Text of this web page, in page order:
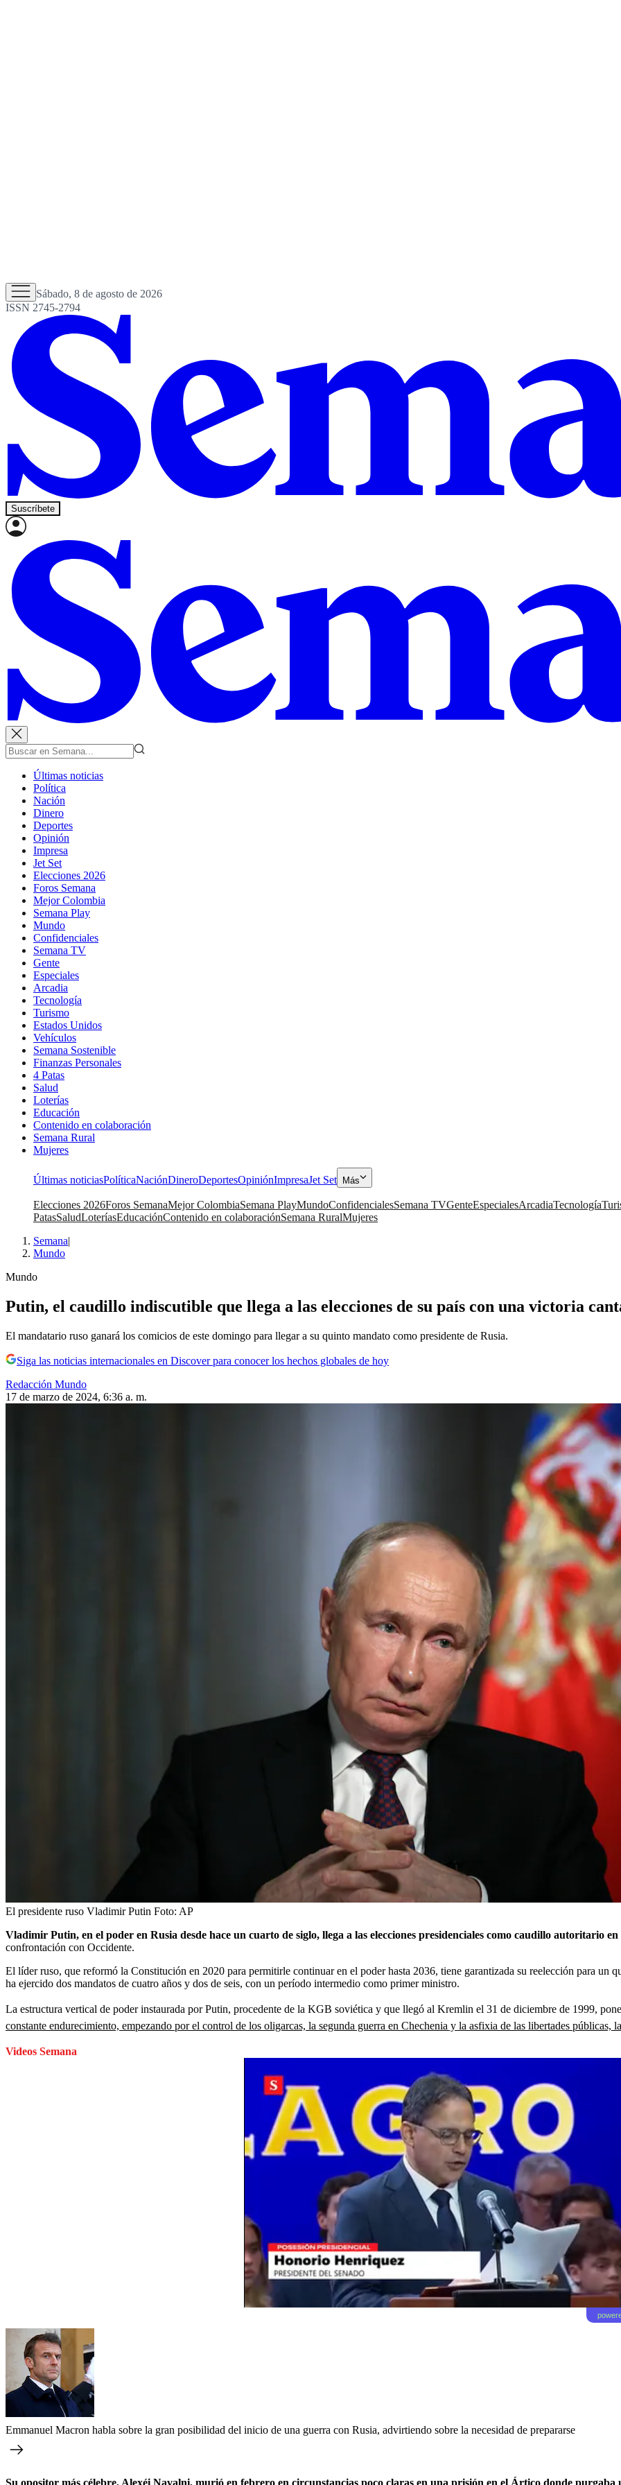
Sábado, 8 de agosto de 2026
ISSN 2745-2794
Suscríbete
Últimas noticias
Política
Nación
Dinero
Deportes
Opinión
Impresa
Jet Set
Elecciones 2026
Foros Semana
Mejor Colombia
Semana Play
Mundo
Confidenciales
Semana TV
Gente
Especiales
Arcadia
Tecnología
Turismo
Estados Unidos
Vehículos
Semana Sostenible
Finanzas Personales
4 Patas
Salud
Loterías
Educación
Contenido en colaboración
Semana Rural
Mujeres
Últimas noticiasPolíticaNaciónDineroDeportesOpiniónImpresaJet Set Más
Elecciones 2026Foros SemanaMejor ColombiaSemana PlayMundoConfidencialesSemana TVGenteEspecialesArcadiaTecnología
PatasSaludLoteríasEducaciónContenido en colaboraciónSemana RuralMujeres
Semana|
Mundo
Mundo
Putin, el caudillo indiscutible que llega a las elecciones de su país con una victoria
El mandatario ruso ganará los comicios de este domingo para llegar a su quinto mandato como presidente de Rusia.
Siga las noticias internacionales en Discover para conocer los hechos globales de hoy
Redacción Mundo
17 de marzo de 2024, 6:36 a. m.
El presidente ruso Vladimir Putin Foto: AP
Vladimir Putin, en el poder en Rusia desde hace un cuarto de siglo, llega a las elecciones presidenciales como caudillo autoritario
confrontación con Occidente.
El líder ruso, que reformó la Constitución en 2020 para permitirle continuar en el poder hasta 2036, tiene garantizada su reelección para un
ha ejercido dos mandatos de cuatro años y dos de seis, con un período intermedio como primer ministro.
La estructura vertical de poder instaurada por Putin, procedente de la KGB soviética y que llegó al Kremlin el 31 de diciembre de 1999,
constante endurecimiento, empezando por el control de los oligarcas, la segunda guerra en Chechenia y la asfixia de las libertades públicas,
Videos Semana
Emmanuel Macron habla sobre la gran posibilidad del inicio de una guerra con Rusia, advirtiendo sobre la necesidad de prepararse
Su opositor más célebre, Alexéi Navalni, murió en febrero en circunstancias poco claras en una prisión en el Ártico donde